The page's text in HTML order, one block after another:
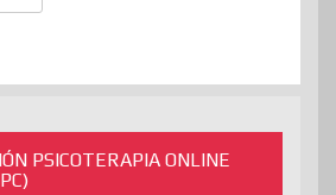
PSICOTERAPIA ONLINE